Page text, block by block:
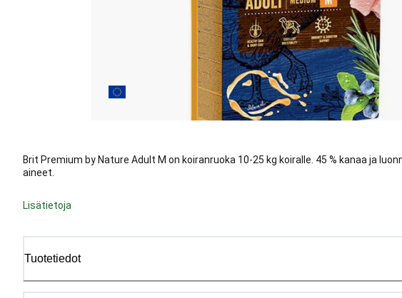
Brit Premium by Nature Adult M on koiranruoka 10-25 kg koiralle. 45 % kanaa ja
aineet.
Lisätietoja
Tuotetiedot